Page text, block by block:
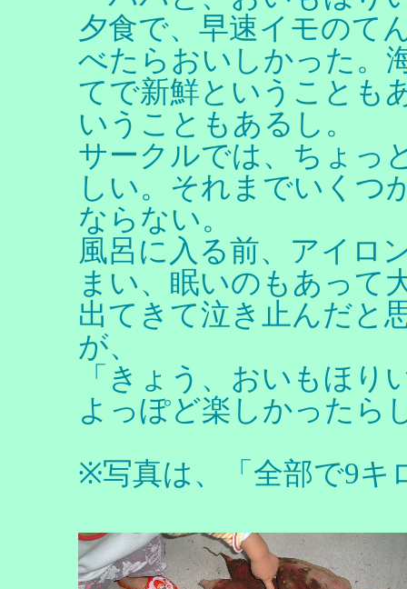
夕食で、早速イモのて
べたらおいしかった。
てで新鮮ということも
いうこともあるし。
サークルでは、ちょっ
しい。それまでいくつ
ならない。
風呂に入る前、アイロ
まい、眠いのもあって
出てきて泣き止んだと
が、
「きょう、おいもほり
よっぽど楽しかったら
※写真は、「全部で9キ